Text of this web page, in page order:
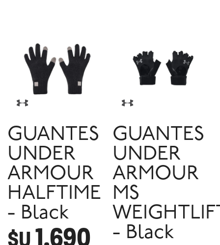
GUANTES
UNDER
ARMOUR
HALFTIME
- Black
$U1.690
GUANTES
UNDER
ARMOUR
MS
- Black